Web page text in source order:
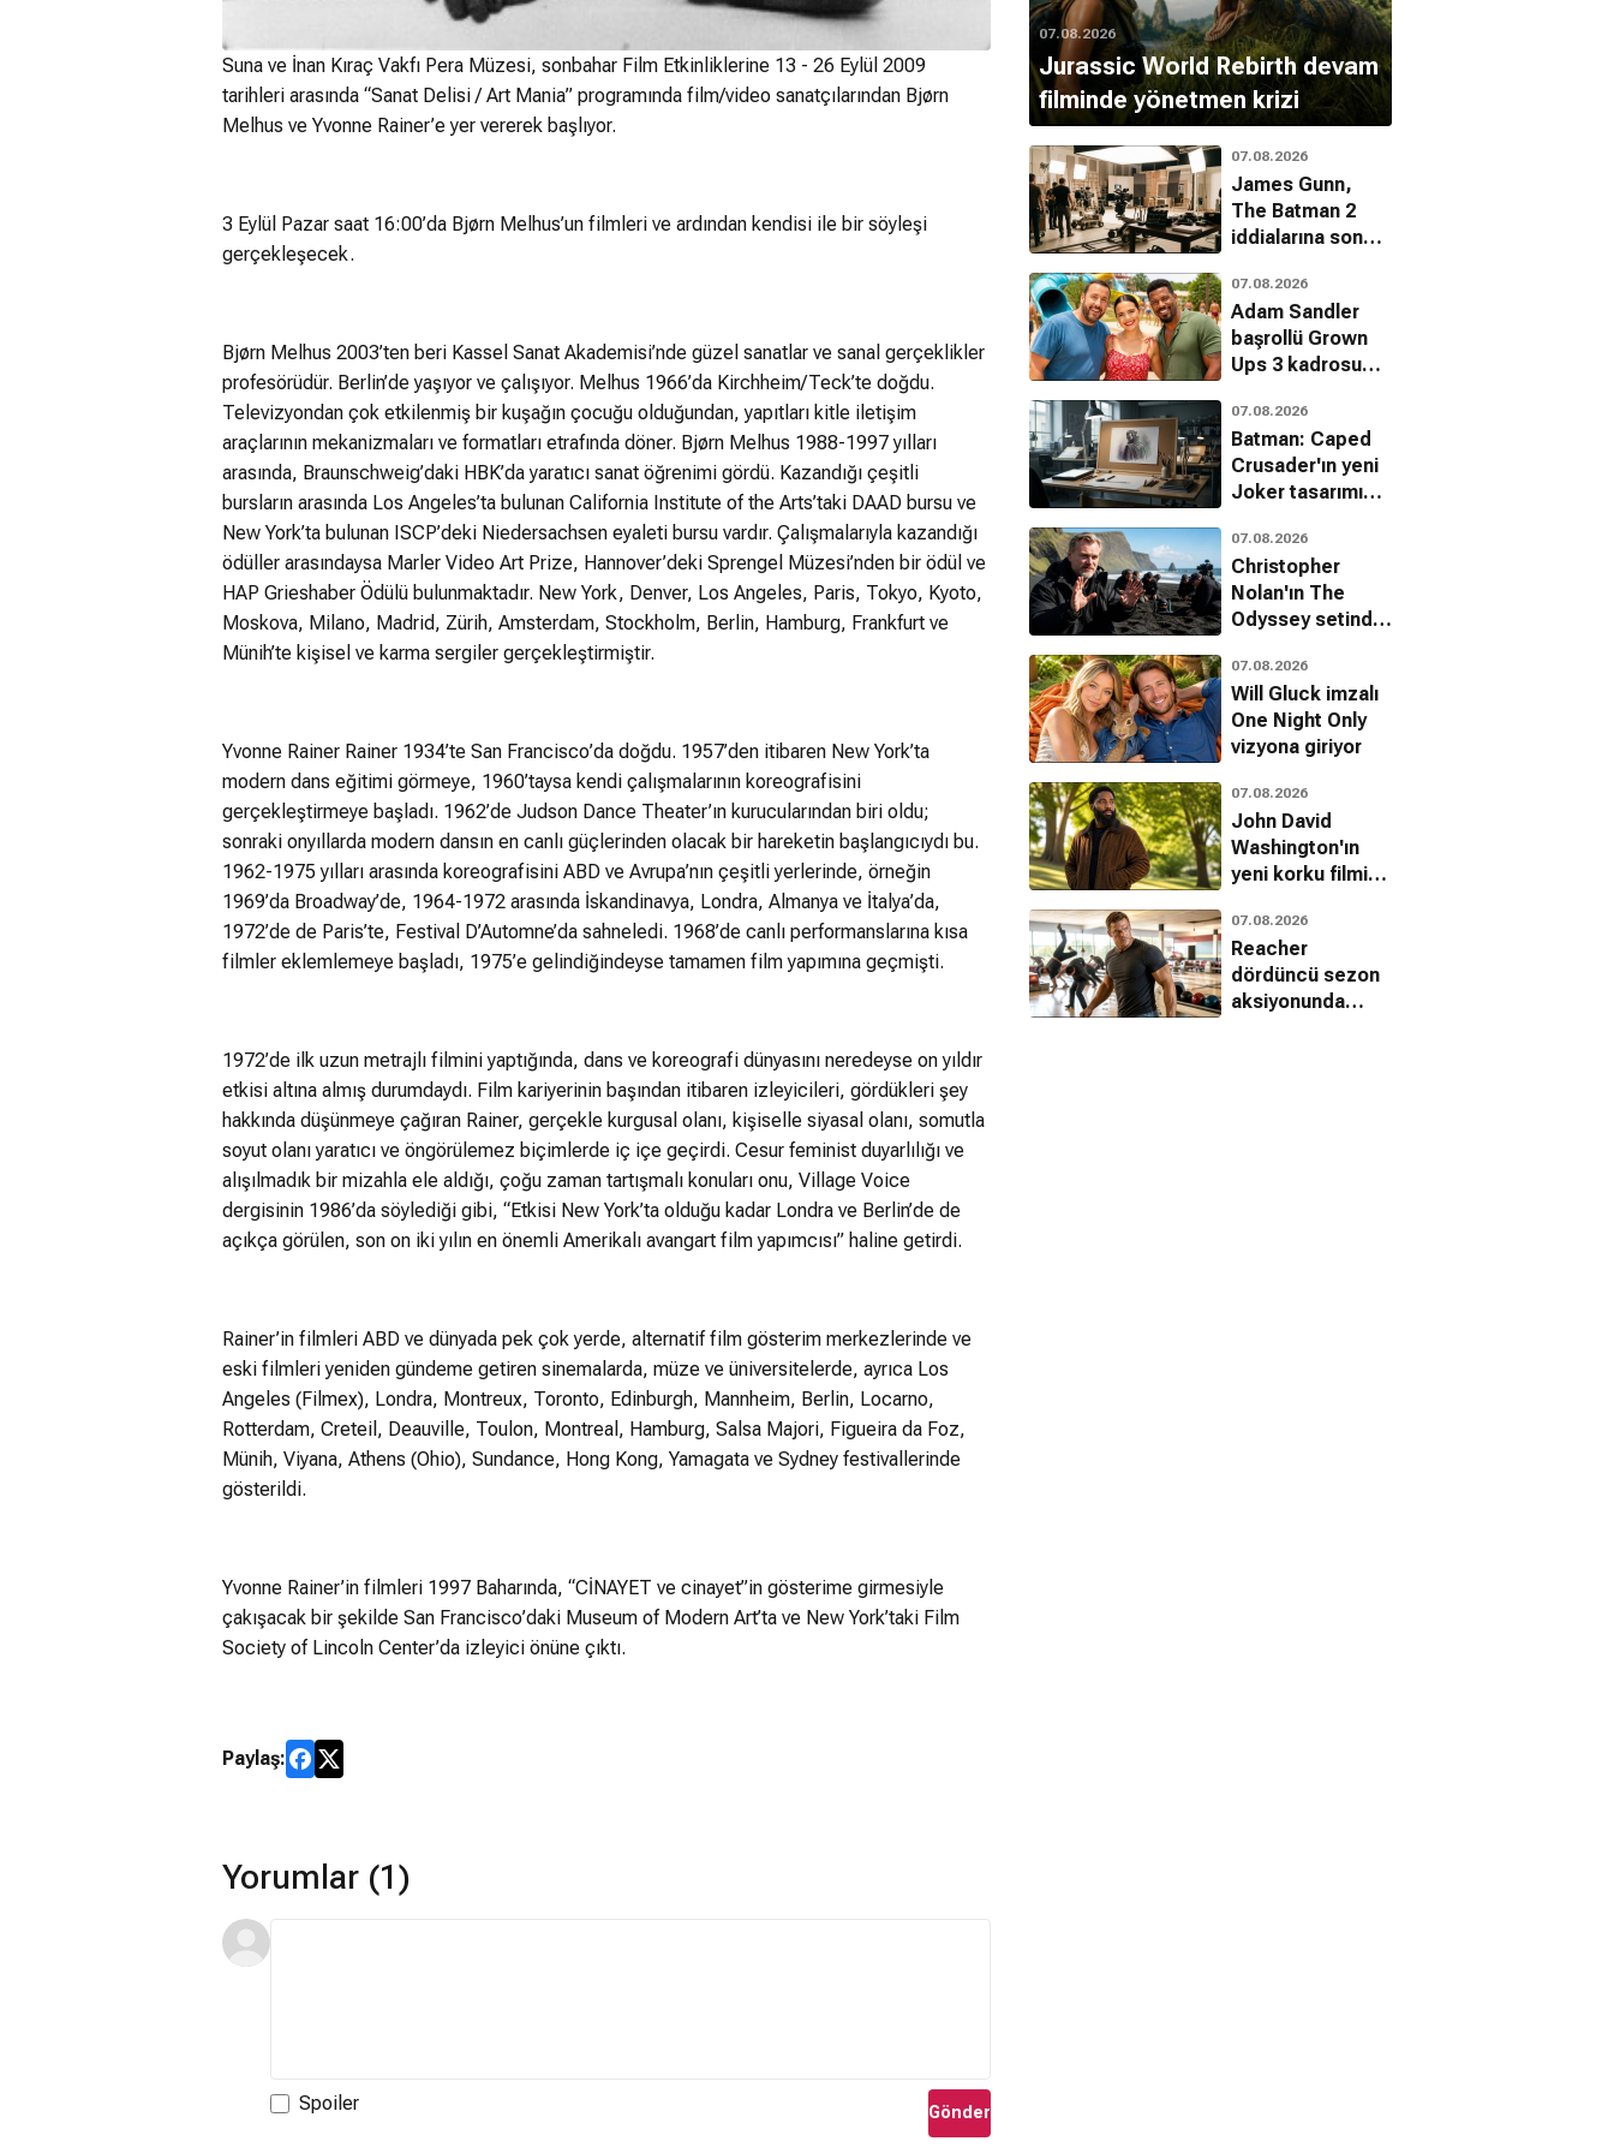
Suna ve İnan Kıraç Vakfı Pera Müzesi, sonbahar Film Etkinliklerine 13 - 26 Eylül 2009
tarihleri arasında “Sanat Delisi / Art Mania” programında film/video sanatçılarından Bjørn
Melhus ve Yvonne Rainer’e yer vererek başlıyor.
3 Eylül Pazar saat 16:00’da Bjørn Melhus’un filmleri ve ardından kendisi ile bir söyleşi
gerçekleşecek.
Bjørn Melhus 2003’ten beri Kassel Sanat Akademisi’nde güzel sanatlar ve sanal gerçeklikler
profesörüdür. Berlin’de yaşıyor ve çalışıyor. Melhus 1966’da Kirchheim/Teck’te doğdu.
Televizyondan çok etkilenmiş bir kuşağın çocuğu olduğundan, yapıtları kitle iletişim
araçlarının mekanizmaları ve formatları etrafında döner. Bjørn Melhus 1988-1997 yılları
arasında, Braunschweig’daki HBK’da yaratıcı sanat öğrenimi gördü. Kazandığı çeşitli
bursların arasında Los Angeles’ta bulunan California Institute of the Arts’taki DAAD bursu ve
New York’ta bulunan ISCP’deki Niedersachsen eyaleti bursu vardır. Çalışmalarıyla kazandığı
ödüller arasındaysa Marler Video Art Prize, Hannover’deki Sprengel Müzesi’nden bir ödül ve
HAP Grieshaber Ödülü bulunmaktadır. New York, Denver, Los Angeles, Paris, Tokyo, Kyoto,
Moskova, Milano, Madrid, Zürih, Amsterdam, Stockholm, Berlin, Hamburg, Frankfurt ve
Münih’te kişisel ve karma sergiler gerçekleştirmiştir.
Yvonne Rainer Rainer 1934’te San Francisco’da doğdu. 1957’den itibaren New York’ta
modern dans eğitimi görmeye, 1960’taysa kendi çalışmalarının koreografisini
gerçekleştirmeye başladı. 1962’de Judson Dance Theater’ın kurucularından biri oldu;
sonraki onyıllarda modern dansın en canlı güçlerinden olacak bir hareketin başlangıcıydı bu.
1962-1975 yılları arasında koreografisini ABD ve Avrupa’nın çeşitli yerlerinde, örneğin
1969’da Broadway’de, 1964-1972 arasında İskandinavya, Londra, Almanya ve İtalya’da,
1972’de de Paris’te, Festival D’Automne’da sahneledi. 1968’de canlı performanslarına kısa
filmler eklemlemeye başladı, 1975’e gelindiğindeyse tamamen film yapımına geçmişti.
1972’de ilk uzun metrajlı filmini yaptığında, dans ve koreografi dünyasını neredeyse on yıldır
etkisi altına almış durumdaydı. Film kariyerinin başından itibaren izleyicileri, gördükleri şey
hakkında düşünmeye çağıran Rainer, gerçekle kurgusal olanı, kişiselle siyasal olanı, somutla
soyut olanı yaratıcı ve öngörülemez biçimlerde iç içe geçirdi. Cesur feminist duyarlılığı ve
alışılmadık bir mizahla ele aldığı, çoğu zaman tartışmalı konuları onu, Village Voice
dergisinin 1986’da söylediği gibi, “Etkisi New York’ta olduğu kadar Londra ve Berlin’de de
açıkça görülen, son on iki yılın en önemli Amerikalı avangart film yapımcısı” haline getirdi.
Rainer’in filmleri ABD ve dünyada pek çok yerde, alternatif film gösterim merkezlerinde ve
eski filmleri yeniden gündeme getiren sinemalarda, müze ve üniversitelerde, ayrıca Los
Angeles (Filmex), Londra, Montreux, Toronto, Edinburgh, Mannheim, Berlin, Locarno,
Rotterdam, Creteil, Deauville, Toulon, Montreal, Hamburg, Salsa Majori, Figueira da Foz,
Münih, Viyana, Athens (Ohio), Sundance, Hong Kong, Yamagata ve Sydney festivallerinde
gösterildi.
Yvonne Rainer’in filmleri 1997 Baharında, “CİNAYET ve cinayet”in gösterime girmesiyle
çakışacak bir şekilde San Francisco’daki Museum of Modern Art’ta ve New York’taki Film
Society of Lincoln Center’da izleyici önüne çıktı.
Paylaş:
Yorumlar (1)
Spoiler Gönder
07.08.2026
Jurassic World Rebirth devam
filminde yönetmen krizi
07.08.2026
James Gunn,
The Batman 2
iddialarına son
07.08.2026
Adam Sandler
başrollü Grown
Ups 3 kadrosu
07.08.2026
Batman: Caped
Crusader'ın yeni
Joker tasarımı
07.08.2026
Christopher
Nolan'ın The
Odyssey setinde
canlı kuma
gömüldü
07.08.2026
Will Gluck imzalı
One Night Only
vizyona giriyor
07.08.2026
John David
Washington'ın
yeni korku filmi
atıldı
07.08.2026
Reacher
dördüncü sezon
aksiyonunda